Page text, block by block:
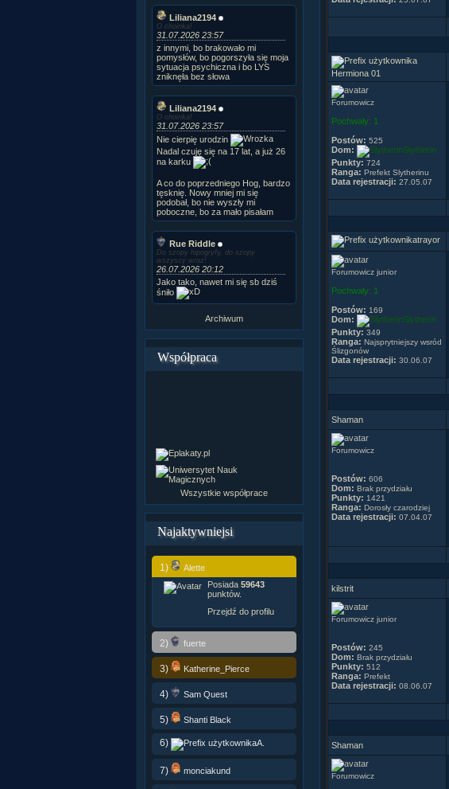
Liliana2194
O choinka!
31.07.2026 23:57
z innymi, bo brakowało mi
pomysłów, bo pogorszyła się moja
sytuacja psychiczna i bo LYS
zniknęła bez słowa
Liliana2194
O choinka!
31.07.2026 23:57
Nie cierpię urodzin
Nadal czuję się na 17 lat, a już 26
na karku
A co do poprzedniego Hog, bardzo
tęsknię. Nowy mniej mi się
podobał, bo nie wyszły mi
poboczne, bo za mało pisałam
Rue Riddle
Do szopy hipogryfy, do szopy
wszyscy wraz!
26.07.2026 20:12
Jako tako, nawet mi się sb dziś
śniło
Archiwum
Współpraca
Wszystkie współprace
Najaktywniejsi
1)
Alette
Posiada 59643
punktów.
Przejdź do profilu
2) fuerte
3) Katherine_Pierce
4) Sam Quest
5) Shanti Black
6) A.
7) monciakund
Hermiona 01
Forumowicz
Pochwały: 1
Postów: 525
Dom:
Slytherin
Punkty: 724
Ranga: Prefekt Slytherinu
Data rejestracji: 27.05.07
trayor
Forumowicz junior
Pochwały: 1
Postów: 169
Dom:
Slytherin
Punkty: 349
Ranga: Najsprytniejszy wsród
Ślizgonów
Data rejestracji: 30.06.07
Shaman
Forumowicz
Postów: 606
Dom: Brak przydziału
Punkty: 1421
Ranga: Dorosły czarodziej
Data rejestracji: 07.04.07
kilstrit
Forumowicz junior
Postów: 245
Dom: Brak przydziału
Punkty: 512
Ranga: Prefekt
Data rejestracji: 08.06.07
Shaman
Forumowicz